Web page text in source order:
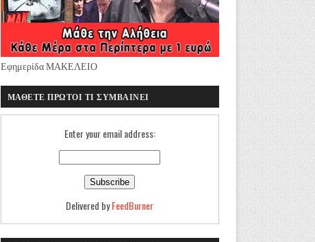
Εφημερίδα ΜΑΚΕΛΕΙΟ
ΜΑΘΕΤΕ ΠΡΩΤΟΙ ΤΙ ΣΥΜΒΑΙΝΕΙ
Enter your email address:
Delivered byFeedBurner